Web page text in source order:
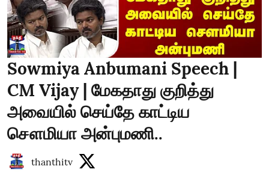
Sowmiya Anbumani Speech |
CM Vijay | மேகதாது குறித்து
அவையில் செய்தே காட்டிய
சௌமியா அன்புமணி..
thanthitv